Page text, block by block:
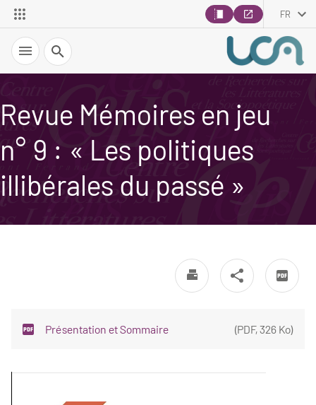
FR
Recherche
Revue Mémoires en jeu
n° 9 : « Les politiques
illibérales du passé »
Présentation et Sommaire (PDF,326 Ko)